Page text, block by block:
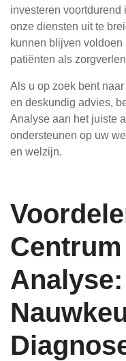
investeren
onze diensten uit te
kunnen blijven voldoen
patiënten als
Als u op zoek bent
en deskundig advies,
Analyse aan het juiste
ondersteunen op uw
en welzijn.
Analyse: